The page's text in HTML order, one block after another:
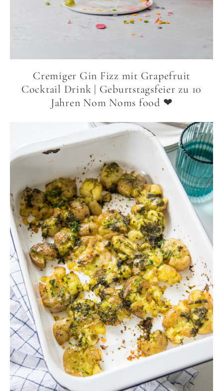
Cremiger Gin Fizz mit Grapefruit
Cocktail Drink | Geburtstagsfeier zu 10
Jahren Nom Noms food ❤